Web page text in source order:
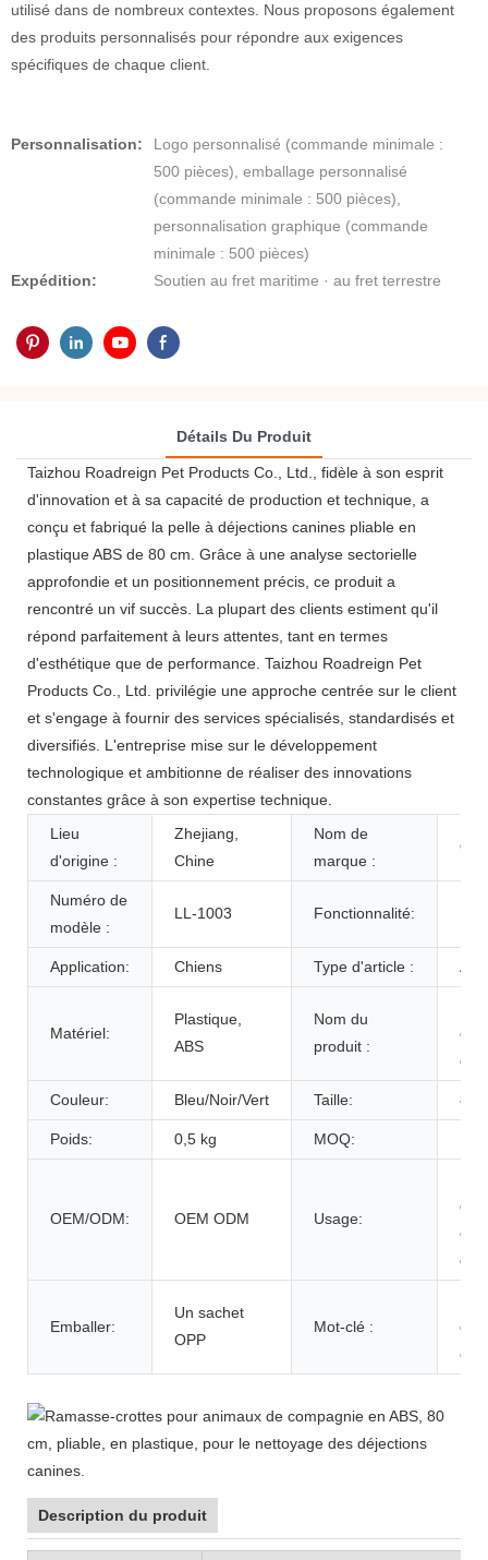
utilisé dans de nombreux contextes. Nous proposons également
des produits personnalisés pour répondre aux exigences
spécifiques de chaque client.
Personnalisation:
Logo personnalisé (commande minimale :
500 pièces), emballage personnalisé
(commande minimale : 500 pièces),
personnalisation graphique (commande
minimale : 500 pièces)
Expédition:
Soutien au fret maritime · au fret terrestre
Détails Du Produit
Taizhou Roadreign Pet Products Co., Ltd., fidèle à son esprit
d'innovation et à sa capacité de production et technique, a
conçu et fabriqué la pelle à déjections canines pliable en
plastique ABS de 80 cm. Grâce à une analyse sectorielle
approfondie et un positionnement précis, ce produit a
rencontré un vif succès. La plupart des clients estiment qu'il
répond parfaitement à leurs attentes, tant en termes
d'esthétique que de performance. Taizhou Roadreign Pet
Products Co., Ltd. privilégie une approche centrée sur le client
et s'engage à fournir des services spécialisés, standardisés et
diversifiés. L'entreprise mise sur le développement
technologique et ambitionne de réaliser des innovations
constantes grâce à son expertise technique.
Lieu
d'origine :
Zhejiang,
Chine
Nom de
marque :
Numéro de
modèle :
LL-1003 Fonctionnalité:
Application: Chiens Type d'article :
Matériel:
Plastique,
ABS
Nom du
produit :
Couleur: Bleu/Noir/Vert Taille:
Poids: 0,5 kg MOQ:
OEM/ODM: OEM ODM Usage:
des
de
Emballer:
Un sachet
OPP
Mot-clé :
Description du produit